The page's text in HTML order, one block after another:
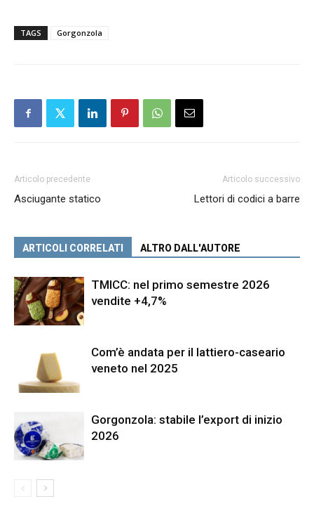
TAGS Gorgonzola
Articolo precedente
Asciugante statico
Articolo successivo
Lettori di codici a barre
ARTICOLI CORRELATI ALTRO DALL'AUTORE
TMICC: nel primo semestre 2026
vendite +4,7%
Com’è andata per il lattiero-caseario
veneto nel 2025
Gorgonzola: stabile l’export di inizio
2026